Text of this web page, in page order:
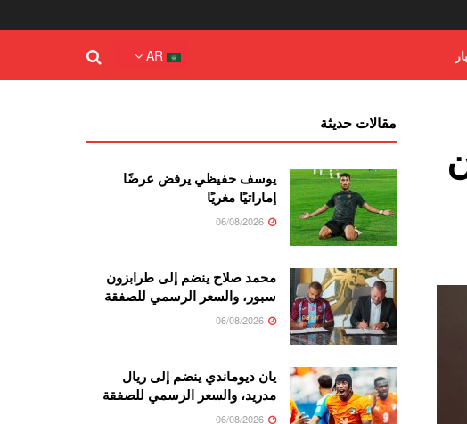
AR
مقالات حديثة
يوسف حفيظي يرفض عرضًا
إماراتيًا مغريًا
محمد صلاح ينضم إلى طرابزون
سبور، والسعر الرسمي للصفقة
يان ديوماندي ينضم إلى ريال
مدريد، والسعر الرسمي للصفقة